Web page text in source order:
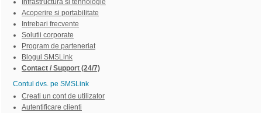
Infrastructura si tehnologie
Acoperire si portabilitate
Intrebari frecvente
Solutii corporate
Program de parteneriat
Blogul SMSLink
Contact / Support (24/7)
Contul dvs. pe SMSLink
Creati un cont de utilizator
Autentificare clienti